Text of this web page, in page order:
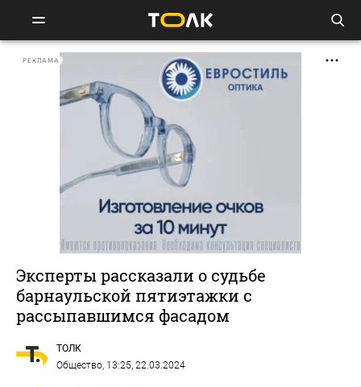
РЕКЛАМА
Эксперты рассказали о судьбе
барнаульской пятиэтажки с
рассыпавшимся фасадом
ТОЛК
Общество, 13:25, 22.03.2024